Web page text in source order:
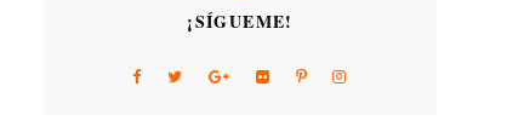
¡SÍGUEME!